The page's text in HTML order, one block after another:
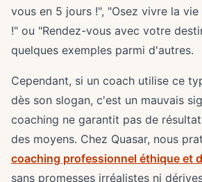
vous en 5 jours !", "Osez vivre la
!" ou "Rendez-vous avec votre
quelques exemples parmi d'autres.
Cependant, si un coach utilise ce
dès son slogan, c'est un mauvais
coaching ne garantit pas de
des moyens. Chez Quasar, nous
coaching professionnel éthique et
sans promesses irréalistes ni